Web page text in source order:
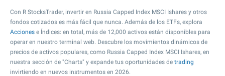
Con R StocksTrader, invertir en Russia Capped Index MSCI Ishares y otros
fondos cotizados es más fácil que nunca. Además de los ETFs, explora
Acciones e Índices: en total, más de 12,000 activos están disponibles para
operar en nuestro terminal web. Descubre los movimientos dinámicos de
precios de activos populares, como Russia Capped Index MSCI Ishares, en
nuestra sección de "Charts" y expande tus oportunidades de trading
invirtiendo en nuevos instrumentos en 2026.